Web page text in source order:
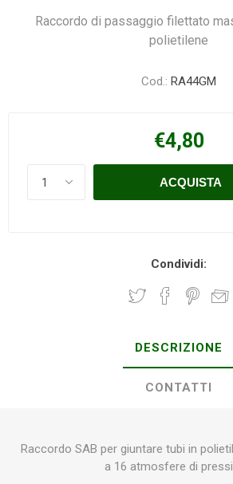
Raccordo di passaggio filettato
polietilene
Cod.: RA44GM
€4,80
Condividi:
DESCRIZIONE
CONTATTI
Raccordo SAB per giuntare tubi in
a 16 atmosfere di